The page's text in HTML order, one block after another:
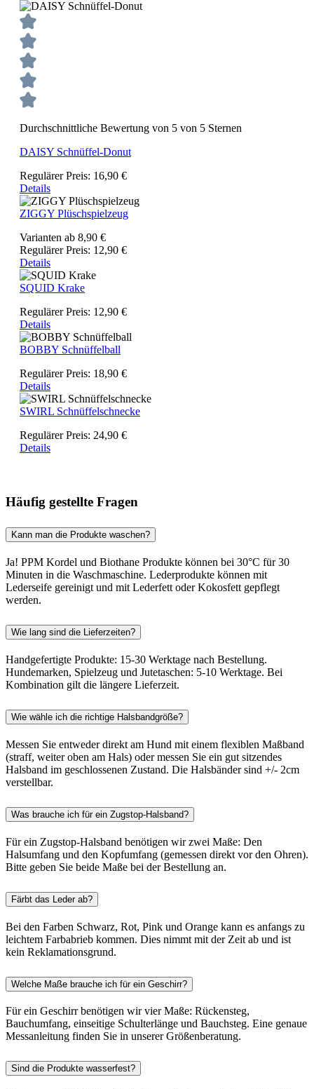
Durchschnittliche Bewertung von 5 von 5 Sternen
DAISY Schnüffel-Donut
Regulärer Preis: 16,90 €
Details
ZIGGY Plüschspielzeug
Varianten ab 8,90 €
Regulärer Preis: 12,90 €
Details
SQUID Krake
Regulärer Preis: 12,90 €
Details
BOBBY Schnüffelball
Regulärer Preis: 18,90 €
Details
SWIRL Schnüffelschnecke
Regulärer Preis: 24,90 €
Details
Häufig gestellte Fragen
Kann man die Produkte waschen?
Ja! PPM Kordel und Biothane Produkte können bei 30°C für 30
Minuten in die Waschmaschine. Lederprodukte können mit
Lederseife gereinigt und mit Lederfett oder Kokosfett gepflegt
werden.
Wie lang sind die Lieferzeiten?
Handgefertigte Produkte: 15-30 Werktage nach Bestellung.
Hundemarken, Spielzeug und Jutetaschen: 5-10 Werktage. Bei
Kombination gilt die längere Lieferzeit.
Wie wähle ich die richtige Halsbandgröße?
Messen Sie entweder direkt am Hund mit einem flexiblen Maßband
(straff, weiter oben am Hals) oder messen Sie ein gut sitzendes
Halsband im geschlossenen Zustand. Die Halsbänder sind +/- 2cm
verstellbar.
Was brauche ich für ein Zugstop-Halsband?
Für ein Zugstop-Halsband benötigen wir zwei Maße: Den
Halsumfang und den Kopfumfang (gemessen direkt vor den Ohren).
Bitte geben Sie beide Maße bei der Bestellung an.
Färbt das Leder ab?
Bei den Farben Schwarz, Rot, Pink und Orange kann es anfangs zu
leichtem Farbabrieb kommen. Dies nimmt mit der Zeit ab und ist
kein Reklamationsgrund.
Welche Maße brauche ich für ein Geschirr?
Für ein Geschirr benötigen wir vier Maße: Rückensteg,
Bauchumfang, einseitige Schulterlänge und Bauchsteg. Eine genaue
Messanleitung finden Sie in unserer Größenberatung.
Sind die Produkte wasserfest?